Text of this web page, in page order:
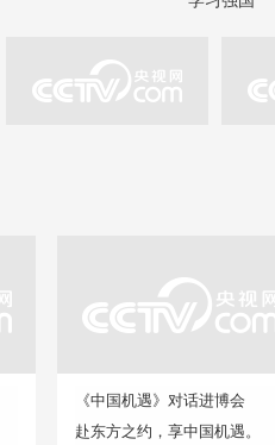
《中国机遇》对话进博会
赴东方之约，享中国机遇。